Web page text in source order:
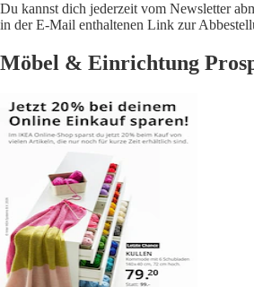
Du kannst dich jederzeit vom Newsletter
in der E-Mail enthaltenen Link zur
Möbel & Einrichtung